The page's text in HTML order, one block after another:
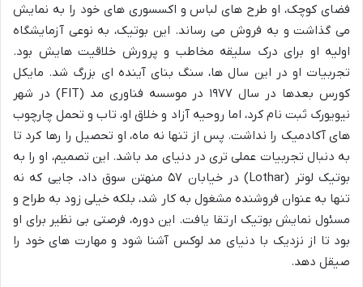
فضای کوچک، او طرح های لباس و اکسسوری های خود را به نمایش
می گذاشت و به فروش می رساند. این بوتیک، به نوعی آزمایشگاه
اولیه او برای درک سلیقه مخاطب و پرورش خلاقیت هایش بود.
تجربیات او در این سال ها، سنگ بنای آینده ای بزرگ شد. مایکل
کورس بعدها در سال ۱۹۷۷ در موسسه فناوری مد (FIT) در شهر
نیویورک ثبت نام کرد، اما روحیه آزاد و خلاق او، تاب و تحمل چارچوب
های آکادمیک را نداشت. پس از تنها نه ماه، او تحصیل را رها کرد تا
به دنبال تجربیات عملی تری در دنیای مد باشد. این تصمیم، او را به
بوتیک لوتر (Lothar) در خیابان ۵۷ منهتن سوق داد، جایی که نه
تنها به عنوان فروشنده مشغول به کار شد، بلکه خیلی زود به طراح و
مسئول نمایش بوتیک ارتقا یافت. این دوره، فرصتی بی نظیر برای او
بود تا از نزدیک با دنیای مد لوکس آشنا شود و مهارت های خود را
صیقل دهد.